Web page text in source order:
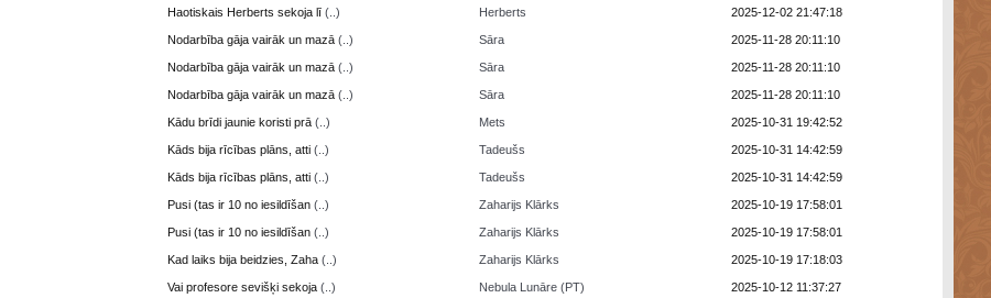
Haotiskais Herberts sekoja lī (..) Herberts 2025-12-02 21:47:18
Nodarbība gāja vairāk un mazā (..) Sāra 2025-11-28 20:11:10
Nodarbība gāja vairāk un mazā (..) Sāra 2025-11-28 20:11:10
Nodarbība gāja vairāk un mazā (..) Sāra 2025-11-28 20:11:10
Kādu brīdi jaunie koristi prā (..) Mets 2025-10-31 19:42:52
Kāds bija rīcības plāns, atti (..) Tadeušs 2025-10-31 14:42:59
Kāds bija rīcības plāns, atti (..) Tadeušs 2025-10-31 14:42:59
Pusi (tas ir 10 no iesildīšan (..) Zaharijs Klārks 2025-10-19 17:58:01
Pusi (tas ir 10 no iesildīšan (..) Zaharijs Klārks 2025-10-19 17:58:01
Kad laiks bija beidzies, Zaha (..) Zaharijs Klārks 2025-10-19 17:18:03
Vai profesore sevišķi sekoja (..) Nebula Lunāre (PT) 2025-10-12 11:37:27